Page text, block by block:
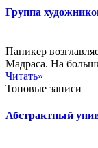
Группа
Паникер
Мадраса. На
Читать»
Топовые записи
Абстрактный